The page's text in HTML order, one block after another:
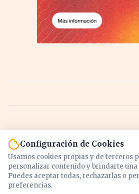
Configuración de Cookies
Usamos cookies propias y de terceros
personalizar contenido y brindarte
Puedes aceptar todas, rechazarlas o
preferencias.